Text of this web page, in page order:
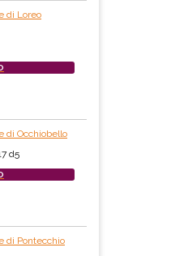
di Loreo
di Occhiobello
d5
di Pontecchio